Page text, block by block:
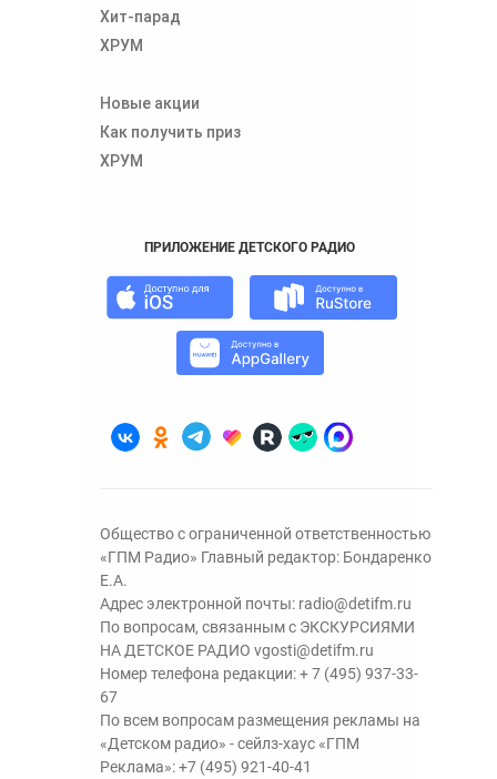
Хит-парад
ХРУМ
Новые акции
Как получить приз
ХРУМ
ПРИЛОЖЕНИЕ ДЕТСКОГО РАДИО
Общество с ограниченной ответственностью
«ГПМ Радио» Главный редактор: Бондаренко
Е.А.
Адрес электронной почты: radio@detifm.ru
По вопросам, связанным с ЭКСКУРСИЯМИ
НА ДЕТСКОЕ РАДИО vgosti@detifm.ru
Номер телефона редакции:+ 7 (495) 937-33-
67
По всем вопросам размещения рекламы на
«Детском радио» - сейлз-хаус «ГПМ
Реклама»:+7 (495) 921-40-41